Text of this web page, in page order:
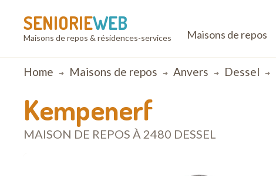
SENIORIEWEB
Maisons de repos & résidences-services Maisons de repos
Breadcrumb
Home Maisons de repos Anvers Dessel
Kempenerf
MAISON DE REPOS À 2480 DESSEL